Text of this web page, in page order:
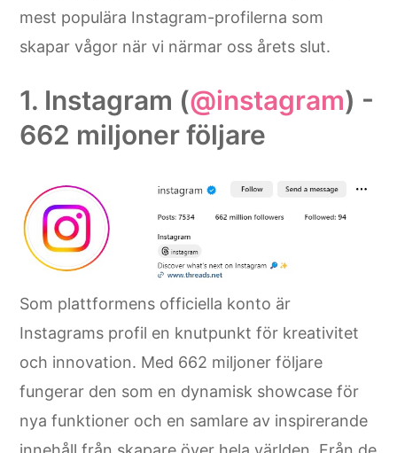
mest populära Instagram-profilerna som
skapar vågor när vi närmar oss årets slut.
1. Instagram (@instagram) -
662 miljoner följare
Som plattformens officiella konto är
Instagrams profil en knutpunkt för kreativitet
och innovation. Med 662 miljoner följare
fungerar den som en dynamisk showcase för
nya funktioner och en samlare av inspirerande